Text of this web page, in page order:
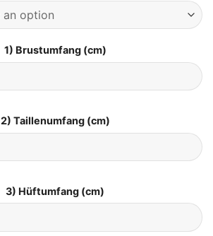
1) Brustumfang (cm)
2) Taillenumfang (cm)
3) Hüftumfang (cm)